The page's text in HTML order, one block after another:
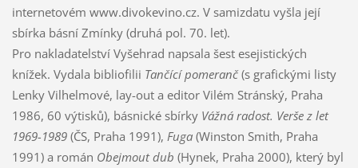
internetovém www.divokevino.cz. V samizdatu vyšla její
sbírka básní Zmínky (druhá pol. 70. let).
Pro nakladatelství Vyšehrad napsala šest esejistických
knížek. Vydala bibliofilii Tančící pomeranč(s grafickými listy
Lenky Vilhelmové, lay-out a editor Vilém Stránský, Praha
1986, 60 výtisků), básnické sbírky Vážná radost. Verše z let
1969-1989(ČS, Praha 1991), Fuga(Winston Smith, Praha
1991) a román Obejmout dub (Hynek, Praha 2000), který byl